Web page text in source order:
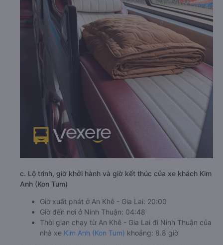
c. Lộ trình, giờ khởi hành và giờ kết thúc của xe khách Kim
Anh (Kon Tum)
Giờ xuất phát ở An Khê - Gia Lai: 20:00
Giờ đến nơi ở Ninh Thuận: 04:48
Thời gian chạy từ An Khê - Gia Lai đi Ninh Thuận của
nhà xe Kim Anh (Kon Tum) khoảng: 8.8 giờ